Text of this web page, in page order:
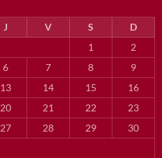
J V S
D
1
2
6 7 8
9
13 14 15
16
20 21 22
23
27 28 29
30